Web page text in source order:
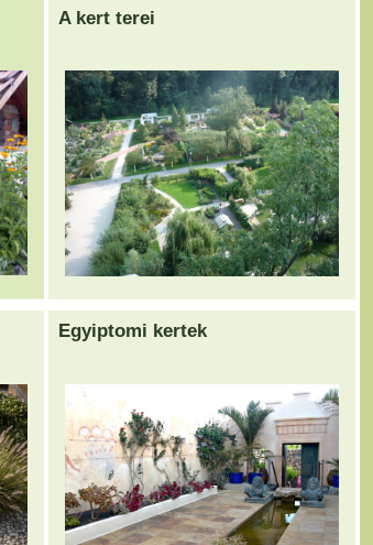
A kert terei
Egyiptomi kertek